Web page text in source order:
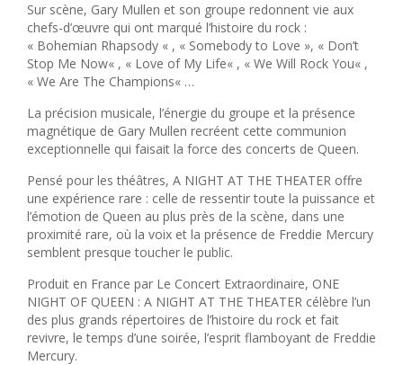
Sur scène, Gary Mullen et son groupe redonnent vie aux
chefs-d’œuvre qui ont marqué l’histoire du rock :
« Bohemian Rhapsody « , « Somebody to Love », « Don’t
Stop Me Now« , « Love of My Life« , « We Will Rock You« ,
« We Are The Champions« …
La précision musicale, l’énergie du groupe et la présence
magnétique de Gary Mullen recréent cette communion
exceptionnelle qui faisait la force des concerts de Queen.
Pensé pour les théâtres, A NIGHT AT THE THEATER offre
une expérience rare : celle de ressentir toute la puissance et
l’émotion de Queen au plus près de la scène, dans une
proximité rare, où la voix et la présence de Freddie Mercury
semblent presque toucher le public.
Produit en France par Le Concert Extraordinaire, ONE
NIGHT OF QUEEN : A NIGHT AT THE THEATER célèbre l’un
des plus grands répertoires de l’histoire du rock et fait
revivre, le temps d’une soirée, l’esprit flamboyant de Freddie
Mercury.